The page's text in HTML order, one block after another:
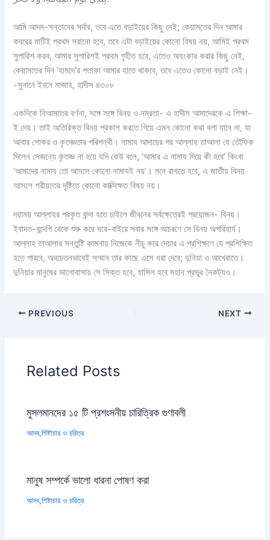
আমি আদম-সন্তানের সর্দার, তবে এতে বড়াইয়ের কিছু নেই; কেয়ামতের দিন আমার
কবরের মাটিই প্রথম সরানো হবে, তবে এটা বড়াইয়ের কোনো বিষয় নয়, আমিই প্রথম
সুপারিশ করব, আমার সুপারিশই প্রথম গৃহীত হবে, এতেও অহংকার করার কিছু নেই,
কেয়ামতের দিন ‘হামদে’র পতাকা আমার হাতে থাকবে, তবে এতেও কোনো বড়াই নেই।
-সুনানে ইবনে মাজাহ, হাদীস ৪৩০৮
একদিকে নিআমতের বর্ণনা, সঙ্গে সঙ্গে বিনয় ও নম্রতা- এ হাদীস আমাদেরকে এ শিক্ষা-
ই দেয়। তাই অতিরিক্ত বিনয় প্রকাশ করতে গিয়ে এমন কোনো কথা বলা যাবে না, যা
আবার শোকর ও কৃতজ্ঞতার পরিপন্থী। নামায আদায়ের পর আল্লাহ তাআলা যে তৌফিক
দিলেন সেজন্যে কৃতজ্ঞ না হয়ে যদি কেউ বলে, ‘আমার এ নামায দিয়ে কী হবে’ কিংবা
‘আমাদের নামায তো আসলে কোনো নামাযই নয়’। মনে রাখতে হবে, এ জাতীয় বিনয়
আসলে শরীয়তের দৃষ্টিতে কোনো কাক্সিক্ষত বিষয় নয়।
দয়াময় আল্লাহর প্রকৃত বান্দা হতে চাইলে জীবনের সর্বক্ষেত্রেই প্রয়োজন- বিনয়।
ইবাদত-বন্দেগি থেকে শুরু করে ঘরে-বাইরে সবার সঙ্গে আচরণে সে বিনয় অপরিহার্য।
আল্লাহ তাআলার সন্তুষ্টি কামনায় নিজেকে নীচু করে দেয়ার এ প্রশিক্ষণে যে প্রশিক্ষিত
হতে পারবে, অবচেতনভাবেই সম্মান তার কাছে এসে ধরা দেবে; দুনিয়া ও আখেরাতে।
দুনিয়ার মানুষের ভালোবাসায় সে সিক্ত হবে, হাসিল হবে মহান প্রভুর নৈকট্যও।
PREVIOUS NEXT
Related Posts
মুসলমানদের ১৫ টি প্রশংসনীয় চারিত্রিক গুণাবলী
আদব,শিষ্টাচার ও চরিত্র
মানুষ সম্পর্কে ভালো ধারনা পোষণ করা
আদব,শিষ্টাচার ও চরিত্র